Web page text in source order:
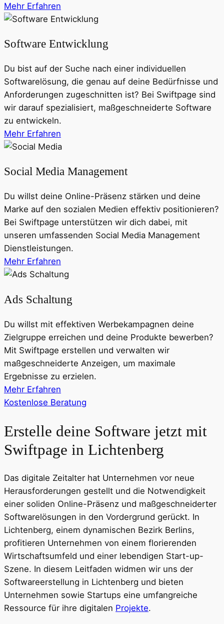
Mehr Erfahren
Software Entwicklung
Du bist auf der Suche nach einer individuellen
Softwarelösung, die genau auf deine Bedürfnisse und
Anforderungen zugeschnitten ist? Bei Swiftpage sind
wir darauf spezialisiert, maßgeschneiderte Software
zu entwickeln.
Mehr Erfahren
Social Media Management
Du willst deine Online-Präsenz stärken und deine
Marke auf den sozialen Medien effektiv positionieren?
Bei Swiftpage unterstützen wir dich dabei, mit
unseren umfassenden Social Media Management
Dienstleistungen.
Mehr Erfahren
Ads Schaltung
Du willst mit effektiven Werbekampagnen deine
Zielgruppe erreichen und deine Produkte bewerben?
Mit Swiftpage erstellen und verwalten wir
maßgeschneiderte Anzeigen, um maximale
Ergebnisse zu erzielen.
Mehr Erfahren
Kostenlose Beratung
Erstelle deine Software jetzt mit
Swiftpage in Lichtenberg
Das digitale Zeitalter hat Unternehmen vor neue
Herausforderungen gestellt und die Notwendigkeit
einer soliden Online-Präsenz und maßgeschneiderter
Softwarelösungen in den Vordergrund gerückt. In
Lichtenberg, einem dynamischen Bezirk Berlins,
profitieren Unternehmen von einem florierenden
Wirtschaftsumfeld und einer lebendigen Start-up-
Szene. In diesem Leitfaden widmen wir uns der
Softwareerstellung in Lichtenberg und bieten
Unternehmen sowie Startups eine umfangreiche
Ressource für ihre digitalen Projekte.